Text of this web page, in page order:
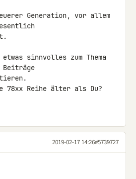
Generation, vor allem
sinnvolles zum Thema
Reihe älter als Du?
2019-02-17 14:26#5739727